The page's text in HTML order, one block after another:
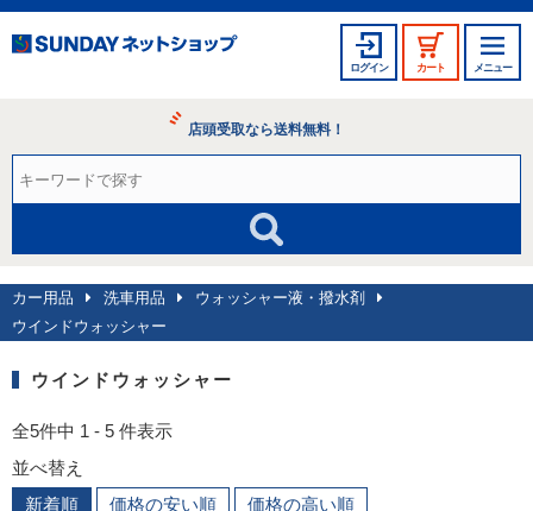
ログイン カート メニュー
店頭受取なら送料無料！
カー用品 洗車用品
ウォッシャー液・撥水剤
ウインドウォッシャー
ウインドウォッシャー
全5件中 1 - 5 件表示
並べ替え
新着順
価格の安い順 価格の高い順